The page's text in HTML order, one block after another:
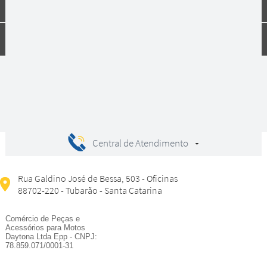
Central de Atendimento
Rua Galdino José de Bessa, 503 - Oficinas
88702-220 - Tubarão - Santa Catarina
Comércio de Peças e
Acessórios para Motos
Daytona Ltda Epp - CNPJ:
78.859.071/0001-31